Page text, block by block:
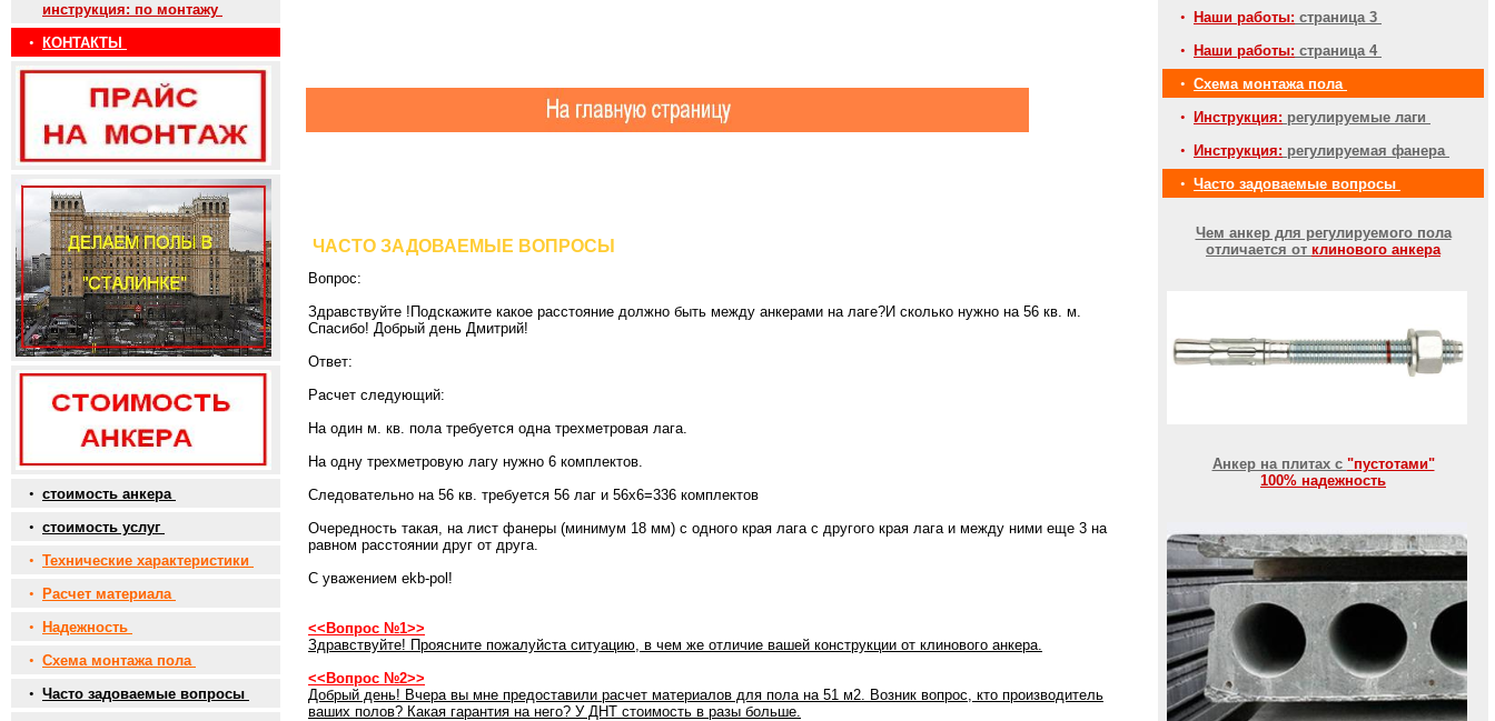
инструкция: по монтажу
•
КОНТАКТЫ
• стоимость анкера
• стоимость услуг
• Технические характеристики
•
Расчет материала
•
Надежность
• Схема монтажа пола
• Часто задоваемые вопросы
ЧАСТО ЗАДОВАЕМЫЕ ВОПРОСЫ
Вопрос:
Здравствуйте !Подскажите какое расстояние должно быть между анкерами на лаге?И сколько нужно на 56 кв. м.
Спасибо! Добрый день Дмитрий!
Ответ:
Расчет следующий:
На один м. кв. пола требуется одна трехметровая лага.
На одну трехметровую лагу нужно 6 комплектов.
Следовательно на 56 кв. требуется 56 лаг и 56х6=336 комплектов
Очередность такая, на лист фанеры (минимум 18 мм) с одного края лага с другого края лага и между ними еще 3 на
равном расстоянии друг от друга.
С уважением ekb-pol!
<<Вопрос №1>>
Здравствуйте! Проясните пожалуйста ситуацию, в чем же отличие вашей конструкции от клинового анкера.
<<Вопрос №2>>
Добрый день! Вчера вы мне предоставили расчет материалов для пола на 51 м2. Возник вопрос, кто производитель
ваших полов? Какая гарантия на него? У ДНТ стоимость в разы больше.
•
Наши работы: страница 3
•
Наши работы: страница 4
• Схема монтажа пола
•
Инструкция: регулируемые лаги
•
Инструкция: регулируемая фанера
• Часто задоваемые вопросы
Чем анкер для регулируемого пола
отличается от клинового анкера
Анкер на плитах с "пустотами"
100% надежность